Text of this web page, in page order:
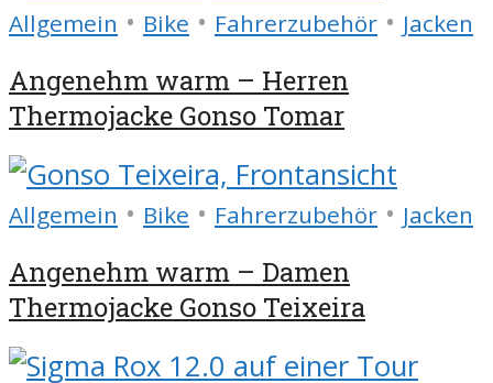
Allgemein • Bike • Fahrerzubehör • Jacken
Angenehm warm – Herren
Thermojacke Gonso Tomar
Allgemein • Bike • Fahrerzubehör • Jacken
Angenehm warm – Damen
Thermojacke Gonso Teixeira